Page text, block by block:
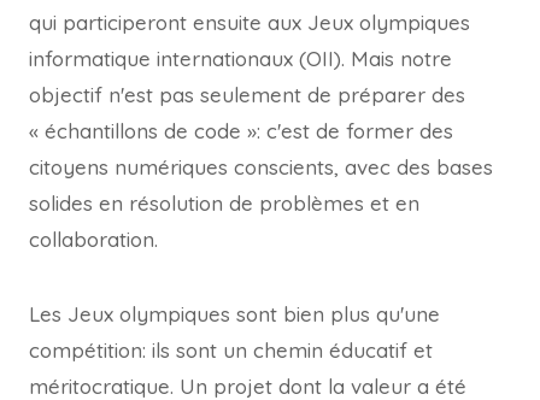
qui participeront ensuite aux Jeux olympiques
informatique internationaux (OII). Mais notre
objectif n'est pas seulement de préparer des
« échantillons de code »: c'est de former des
citoyens numériques conscients, avec des bases
solides en résolution de problèmes et en
collaboration.
Les Jeux olympiques sont bien plus qu'une
compétition: ils sont un chemin éducatif et
méritocratique. Un projet dont la valeur a été